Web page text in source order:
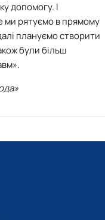
допомогу. І
ми рятуємо в прямому
плануємо створити
були більш